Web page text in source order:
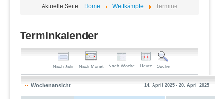
Datenschutzübersicht
Aktuelle Seite: Home Wettkämpfe Termine
Terminkalender
Nach Jahr Nach Monat Nach Woche Heute Suche
Wochenansicht 14. April 2025 - 20. April 2025